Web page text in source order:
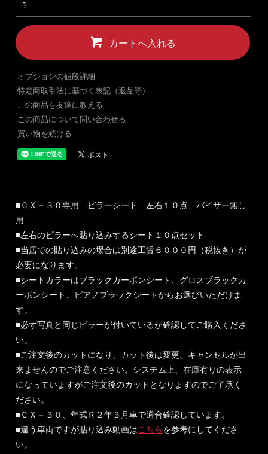
カートへ入れる
オプションの値段詳細
特定商取引法に基づく表記（返品等）
この商品を友達に教える
この商品について問い合わせる
買い物を続ける
■ＣＸ－３０専用 ピラーシート 左右１０点 バイザー無し
用
■左右のピラーへ貼り込みするシート１０点セット
■当店での貼り込みの場合は別途工賃６０００円（税抜き）が
必要になります。
■シートカラーはブラックカーボンシート、グロスブラックカ
ーボンシート、ピアノブラックシートからお選びいただけま
す。
■必ず写真と同じピラーが付いているか確認してご購入くださ
い。
■ご注文後のカットになり、カット後は変更、キャンセルが出
来ませんのでご注意ください。システム上、在庫有りの表示
になっていますがご注文後のカットとなりますのでご了承く
ださい。
■ＣＸ－３０、年式Ｒ２年３月車で適合確認しています。
■違う車両ですが貼り込み動画はこちらを参考にしてくださ
い。